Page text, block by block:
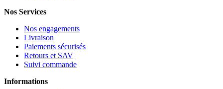
Nos Services
Nos engagements
Livraison
Paiements sécurisés
Retours et SAV
Suivi commande
Informations